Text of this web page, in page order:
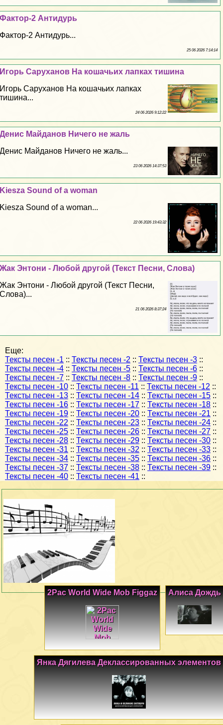
Фактор-2 Антидурь
Фактор-2 Антидурь...
25 06 2026 7:14:14
Игорь Саруханов На кошачьих лапках тишина
Игорь Саруханов На кошачьих лапках
тишина...
24 06 2026 9:12:22
Денис Майданов Ничего не жаль
Денис Майданов Ничего не жаль...
23 06 2026 14:37:53
Kiesza Sound of a woman
Kiesza Sound of a woman...
22 06 2026 19:43:32
Жак Энтони - Любой другой (Текст Песни, Слова)
Жак Энтони - Любой другой (Текст Песни,
Слова)...
21 06 2026 8:37:24
Еще:
Тексты песен -1 :: Тексты песен -2 :: Тексты песен -3 ::
Тексты песен -4 :: Тексты песен -5 :: Тексты песен -6 ::
Тексты песен -7 :: Тексты песен -8 :: Тексты песен -9 ::
Тексты песен -10 :: Тексты песен -11 :: Тексты песен -12 ::
Тексты песен -13 :: Тексты песен -14 :: Тексты песен -15 ::
Тексты песен -16 :: Тексты песен -17 :: Тексты песен -18 ::
Тексты песен -19 :: Тексты песен -20 :: Тексты песен -21 ::
Тексты песен -22 :: Тексты песен -23 :: Тексты песен -24 ::
Тексты песен -25 :: Тексты песен -26 :: Тексты песен -27 ::
Тексты песен -28 :: Тексты песен -29 :: Тексты песен -30 ::
Тексты песен -31 :: Тексты песен -32 :: Тексты песен -33 ::
Тексты песен -34 :: Тексты песен -35 :: Тексты песен -36 ::
Тексты песен -37 :: Тексты песен -38 :: Тексты песен -39 ::
Тексты песен -40 :: Тексты песен -41 ::
Алиса Дождь
2Pac World Wide Mob Figgaz
Янка Дягилева Деклассированных элементов